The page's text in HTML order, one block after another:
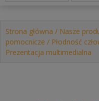
Strona główna / Nasze
pomocnicze / Płodność
Prezentacja multimedialna